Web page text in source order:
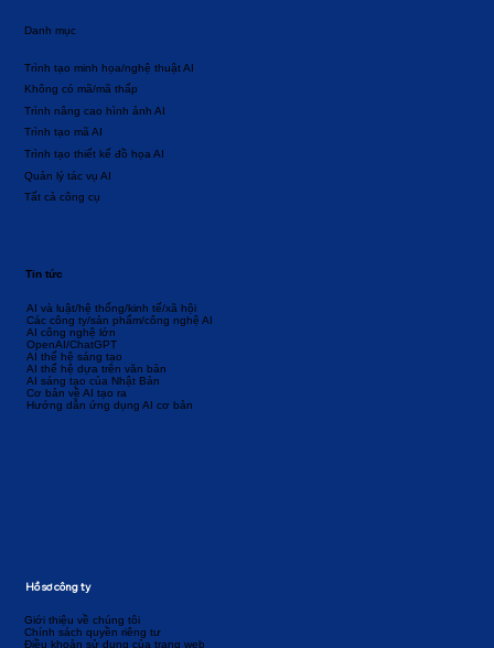
Danh mục
Tất cả công cụ
Quản lý tác vụ AI
Trình tạo thiết kế đồ họa AI
Không có mã/mã thấp
Trình tạo mã AI
Trình nâng cao hình ảnh AI
Trình tạo minh họa/nghệ thuật AI
AI và luật/hệ thống/kinh tế/xã hội
Các công ty/sản phẩm/công nghệ AI
AI công nghệ lớn
OpenAI/ChatGPT
AI thế hệ sáng tạo
AI thế hệ dựa trên văn bản
AI sáng tạo của Nhật Bản
Cơ bản về AI tạo ra
Hướng dẫn ứng dụng AI cơ bản
Tin tức
Giới thiệu về chúng tôi
Chính sách quyền riêng tư
Điều khoản sử dụng của trang web
Hồ sơ công ty